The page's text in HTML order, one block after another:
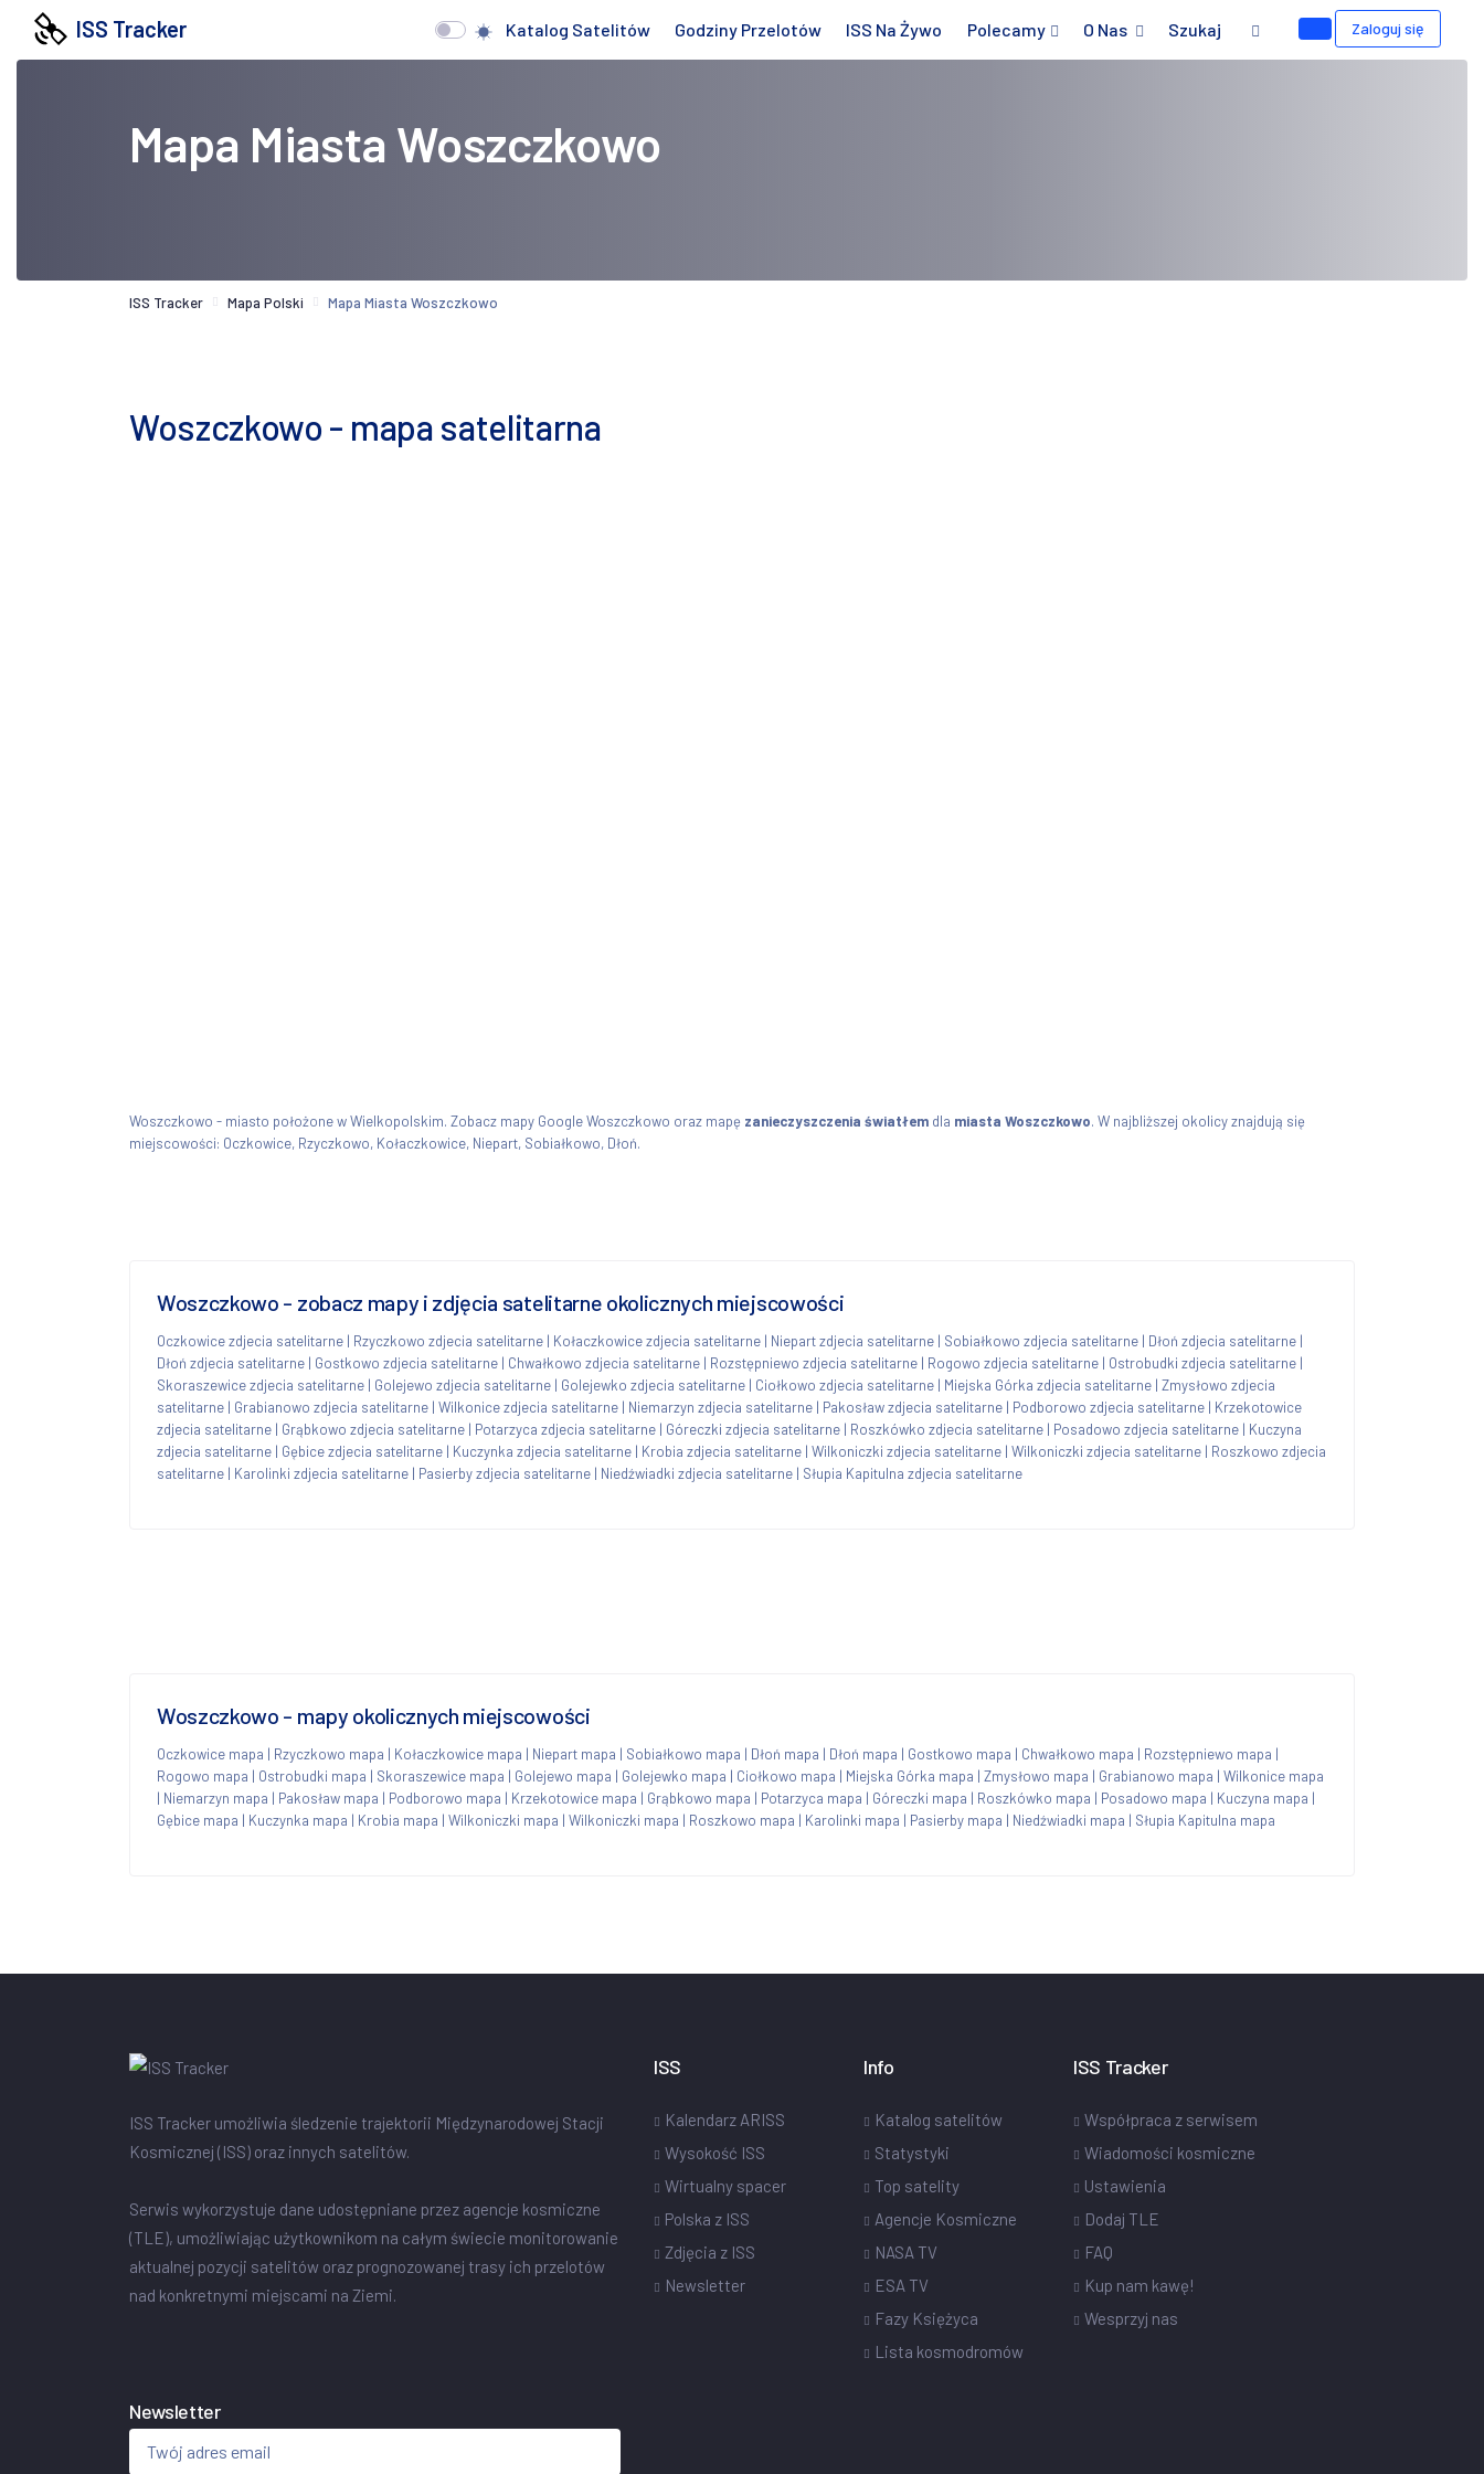
ISS Tracker Katalog Satelitów Godziny Przelotów ISS Na Żywo Polecamy O Nas Szukaj Zaloguj się
Mapa Miasta Woszczkowo
ISS Tracker Mapa Polski Mapa Miasta Woszczkowo
Woszczkowo - mapa satelitarna
Woszczkowo - miasto położone w Wielkopolskim. Zobacz mapy Google Woszczkowo oraz mapę zanieczyszczenia światłem dla miasta Woszczkowo. W najbliższej okolicy znajdują się
miejscowości: Oczkowice, Rzyczkowo, Kołaczkowice, Niepart, Sobiałkowo, Dłoń.
Woszczkowo - zobacz mapy i zdjęcia satelitarne okolicznych miejscowości
Oczkowice zdjecia satelitarne | Rzyczkowo zdjecia satelitarne | Kołaczkowice zdjecia satelitarne | Niepart zdjecia satelitarne | Sobiałkowo zdjecia satelitarne | Dłoń zdjecia satelitarne |
Dłoń zdjecia satelitarne | Gostkowo zdjecia satelitarne | Chwałkowo zdjecia satelitarne | Rozstępniewo zdjecia satelitarne | Rogowo zdjecia satelitarne | Ostrobudki zdjecia satelitarne |
Skoraszewice zdjecia satelitarne | Golejewo zdjecia satelitarne | Golejewko zdjecia satelitarne | Ciołkowo zdjecia satelitarne | Miejska Górka zdjecia satelitarne | Zmysłowo zdjecia
satelitarne | Grabianowo zdjecia satelitarne | Wilkonice zdjecia satelitarne | Niemarzyn zdjecia satelitarne | Pakosław zdjecia satelitarne | Podborowo zdjecia satelitarne | Krzekotowice
zdjecia satelitarne | Grąbkowo zdjecia satelitarne | Potarzyca zdjecia satelitarne | Góreczki zdjecia satelitarne | Roszkówko zdjecia satelitarne | Posadowo zdjecia satelitarne | Kuczyna
zdjecia satelitarne | Gębice zdjecia satelitarne | Kuczynka zdjecia satelitarne | Krobia zdjecia satelitarne | Wilkoniczki zdjecia satelitarne | Wilkoniczki zdjecia satelitarne | Roszkowo zdjecia
satelitarne | Karolinki zdjecia satelitarne | Pasierby zdjecia satelitarne | Niedźwiadki zdjecia satelitarne | Słupia Kapitulna zdjecia satelitarne
Woszczkowo - mapy okolicznych miejscowości
Oczkowice mapa | Rzyczkowo mapa | Kołaczkowice mapa | Niepart mapa | Sobiałkowo mapa | Dłoń mapa | Dłoń mapa | Gostkowo mapa | Chwałkowo mapa | Rozstępniewo mapa |
Rogowo mapa | Ostrobudki mapa | Skoraszewice mapa | Golejewo mapa | Golejewko mapa | Ciołkowo mapa | Miejska Górka mapa | Zmysłowo mapa | Grabianowo mapa | Wilkonice mapa
| Niemarzyn mapa | Pakosław mapa | Podborowo mapa | Krzekotowice mapa | Grąbkowo mapa | Potarzyca mapa | Góreczki mapa | Roszkówko mapa | Posadowo mapa | Kuczyna mapa |
Gębice mapa | Kuczynka mapa | Krobia mapa | Wilkoniczki mapa | Wilkoniczki mapa | Roszkowo mapa | Karolinki mapa | Pasierby mapa | Niedźwiadki mapa | Słupia Kapitulna mapa
ISS Tracker umożliwia śledzenie trajektorii Międzynarodowej Stacji
Kosmicznej (ISS) oraz innych satelitów.
Serwis wykorzystuje dane udostępniane przez agencje kosmiczne
(TLE), umożliwiając użytkownikom na całym świecie monitorowanie
aktualnej pozycji satelitów oraz prognozowanej trasy ich przelotów
nad konkretnymi miejscami na Ziemi.
ISS
Kalendarz ARISS
Wysokość ISS
Wirtualny spacer
Polska z ISS
Zdjęcia z ISS
Newsletter
Info
Katalog satelitów
Statystyki
Top satelity
Agencje Kosmiczne
NASA TV
ESA TV
Fazy Księżyca
Lista kosmodromów
ISS Tracker
Współpraca z serwisem
Wiadomości kosmiczne
Ustawienia
Dodaj TLE
FAQ
Kup nam kawę!
Wesprzyj nas
Newsletter